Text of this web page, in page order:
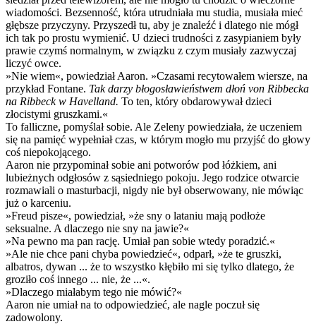
wiadomości. Bezsenność, która utrudniała mu studia, musiała mieć
głębsze przyczyny. Przyszedł tu, aby je znaleźć i dlatego nie mógł
ich tak po prostu wymienić. U dzieci trudności z zasypianiem były
prawie czymś normalnym, w związku z czym musiały zazwyczaj
liczyć owce.
»Nie wiem«, powiedział Aaron. »Czasami recytowałem wiersze, na
przykład Fontane. Tak darzy błogosławieństwem dłoń von Ribbecka
na Ribbeck w Havelland. To ten, który obdarowywał dzieci
złocistymi gruszkami.«
To falliczne, pomyślał sobie. Ale Zeleny powiedziała, że uczeniem
się na pamięć wypełniał czas, w którym mogło mu przyjść do głowy
coś niepokojącego.
Aaron nie przypominał sobie ani potworów pod łóżkiem, ani
lubieżnych odgłosów z sąsiedniego pokoju. Jego rodzice otwarcie
rozmawiali o masturbacji, nigdy nie był obserwowany, nie mówiąc
już o karceniu.
»Freud pisze«, powiedział, »że sny o lataniu mają podłoże
seksualne. A dlaczego nie sny na jawie?«
»Na pewno ma pan rację. Umiał pan sobie wtedy poradzić.«
»Ale nie chce pani chyba powiedzieć«, odparł, »że te gruszki,
albatros, dywan ... że to wszystko kłębiło mi się tylko dlatego, że
groziło coś innego ... nie, że ...«.
»Dlaczego miałabym tego nie mówić?«
Aaron nie umiał na to odpowiedzieć, ale nagle poczuł się
zadowolony.